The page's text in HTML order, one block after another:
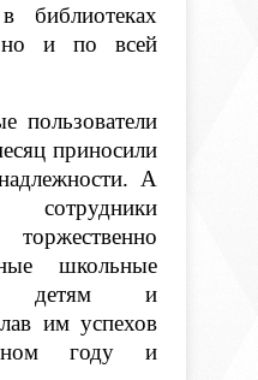
библиотеках
но и по всей
приносили
А
школьные
детям и
им успехов
году и